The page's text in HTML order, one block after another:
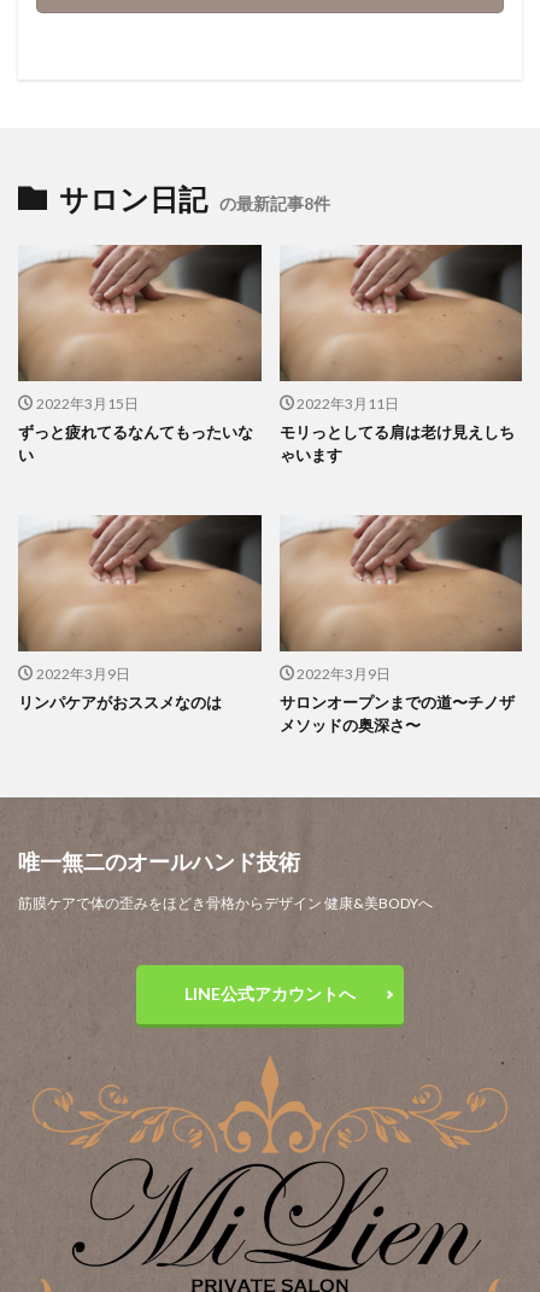
サロン日記 の最新記事8件
2022年3月15日
ずっと疲れてるなんてもったいな
い
2022年3月11日
モリっとしてる肩は老け見えしち
ゃいます
2022年3月9日
リンパケアがおススメなのは
2022年3月9日
サロンオープンまでの道〜チノザ
メソッドの奥深さ〜
唯一無二のオールハンド技術
筋膜ケアで体の歪みをほどき骨格からデザイン 健康&美BODYへ
LINE公式アカウントへ